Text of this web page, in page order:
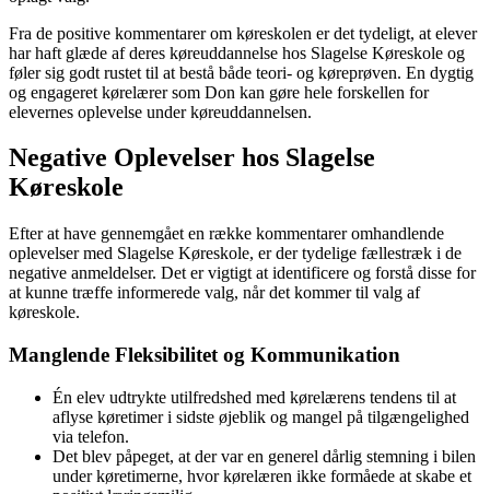
Fra de positive kommentarer om køreskolen er det tydeligt, at elever
har haft glæde af deres køreuddannelse hos Slagelse Køreskole og
føler sig godt rustet til at bestå både teori- og køreprøven. En dygtig
og engageret kørelærer som Don kan gøre hele forskellen for
elevernes oplevelse under køreuddannelsen.
Negative Oplevelser hos Slagelse
Køreskole
Efter at have gennemgået en række kommentarer omhandlende
oplevelser med Slagelse Køreskole, er der tydelige fællestræk i de
negative anmeldelser. Det er vigtigt at identificere og forstå disse for
at kunne træffe informerede valg, når det kommer til valg af
køreskole.
Manglende Fleksibilitet og Kommunikation
Én elev udtrykte utilfredshed med kørelærens tendens til at
aflyse køretimer i sidste øjeblik og mangel på tilgængelighed
via telefon.
Det blev påpeget, at der var en generel dårlig stemning i bilen
under køretimerne, hvor kørelæren ikke formåede at skabe et